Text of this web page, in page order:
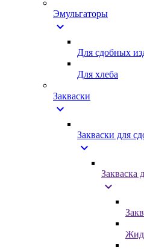
Эмульгаторы
expand_more
Для сдобных
Для хлеба
Закваски
expand_more
Закваски для
expand_more
Закваска
expand_more